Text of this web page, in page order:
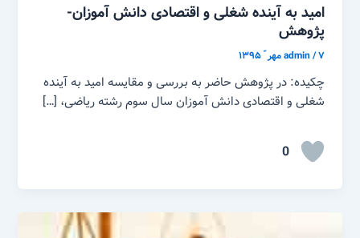
امید به آینده شغلی و اقتصادی دانش آموزان-
پژوهش
admin/۷ مهر ّ ۱۳۹۵
چکیده: در پژوهش حاضر به بررسی و مقایسه امید به آینده
شغلی و اقتصادی دانش آموزان سال سوم رشته ریاضی، […]
0